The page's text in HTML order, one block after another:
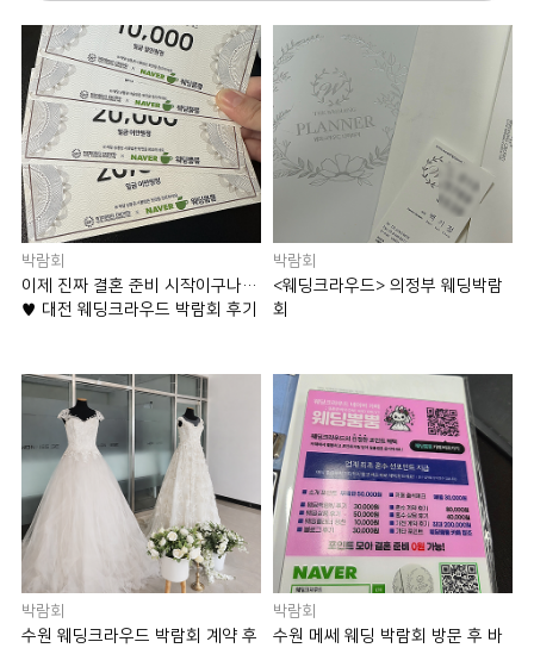
박람회
이제 진짜 결혼 준비 시작이구나…
♥ 대전 웨딩크라우드 박람회 후기
박람회
<웨딩크라우드> 의정부 웨딩박람
회
박람회
수원 웨딩크라우드 박람회 계약 후
박람회
수원 메쎄 웨딩 박람회 방문 후 바